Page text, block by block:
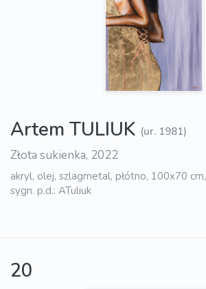
Artem TULIUK (ur. 1981)
Złota sukienka, 2022
akryl, olej, szlagmetal, płótno, 100x70 cm,
sygn. p.d.: ATuliuk
20